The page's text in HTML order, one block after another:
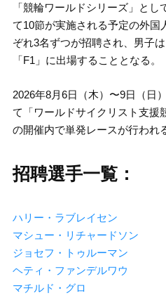
「競輪ワールドシリーズ」と
て10節が実施される予定の外国
ぞれ3名ずつが招聘され、男子
「F1」に出場することとなる。
2026年8月6日（木）〜9日（日
て「ワールドサイクリスト支援
の開催内で単発レースが行われ
招聘選手一覧：
ハリー・ラブレイセン
マシュー・リチャードソン
ジョセフ・トゥルーマン
ヘティ・ファンデルワウ
マチルド・グロ